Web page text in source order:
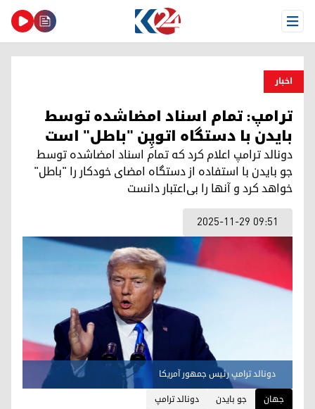
Open Menu
اخبار
ترامپ: تمام اسناد امضاشده توسط
بایدن با دستگاه اتوپِن "باطل" است
دونالد ترامپ اعلام کرد که تمام اسناد امضاشده توسط
جو بایدن با استفاده از دستگاه امضای خودکار را "باطل"
خواهد کرد و آنها را بی‌اعتبار دانست
2025-11-29 09:51
دونالد ترامپ رئیس جمهور آمریکا
جهان
جو بایدن دونالد ترامپ